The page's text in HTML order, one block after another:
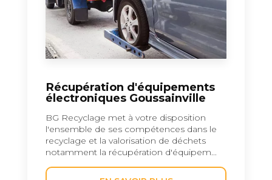
Récupération d'équipements
électroniques Goussainville
BG Recyclage met à votre disposition
l'ensemble de ses compétences dans le
recyclage et la valorisation de déchets
notamment la récupération d'équipem...